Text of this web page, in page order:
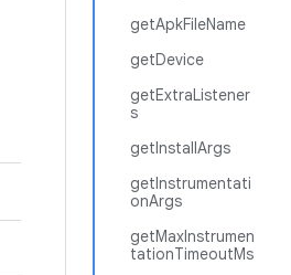
getApkFileName
getDevice
getExtraListener
s
getInstallArgs
getInstrumentati
onArgs
getMaxInstrumen
tationTimeoutMs